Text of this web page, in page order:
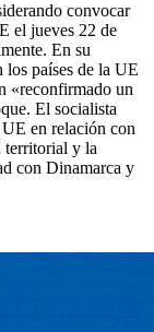
convocar
el jueves 22 de
En su
los países de la UE
«reconfirmado un
El socialista
en relación con
territorial y la
con Dinamarca y